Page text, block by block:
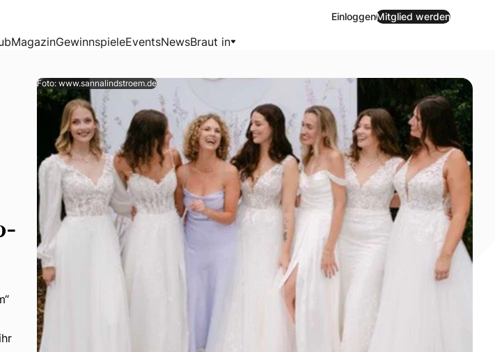
EinloggenMitglied werden
MagazinGewinnspieleEventsNewsBraut in
ein weiteres Stück Erfolgsgeschichte. Die prachtvolle „Villa Lindström“ vereint
Foto: www.sannalindstroem.de